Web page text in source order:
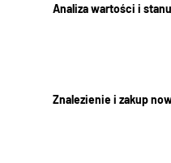
Analiza wartości i
Znalezienie i zakup